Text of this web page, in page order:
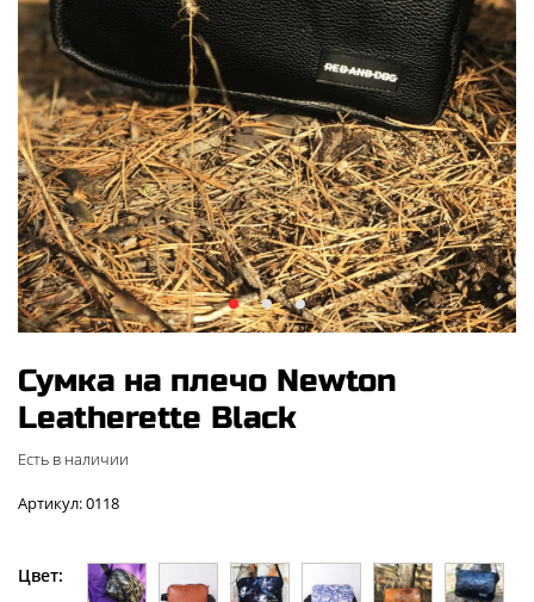
Сумка на плечо Newton
Leatherette Black
Есть в наличии
Артикул: 0118
Цвет: